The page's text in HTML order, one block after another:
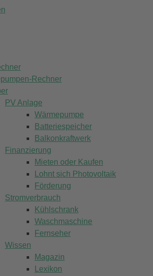
Rechner
PV Anlage
Wärmepumpe
Batteriespeicher
Balkonkraftwerk
Finanzierung
Mieten oder Kaufen
Lohnt sich Photovoltaik
Förderung
Stromverbrauch
Kühlschrank
Waschmaschine
Fernseher
Wissen
Magazin
Lexikon